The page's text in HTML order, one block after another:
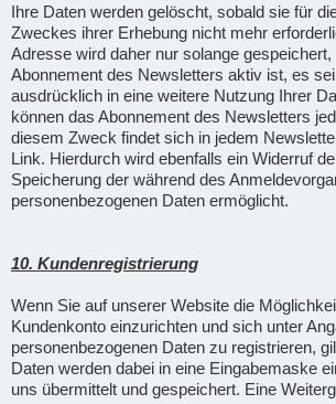
Ihre Daten werden gelöscht, sobald sie für
Zweckes ihrer Erhebung nicht mehr
Adresse wird daher nur solange gespeichert,
Abonnement des Newsletters aktiv ist, es
ausdrücklich in eine weitere Nutzung Ihrer
können das Abonnement des Newsletters
diesem Zweck findet sich in jedem
Link. Hierdurch wird ebenfalls ein Widerruf
Speicherung der während des
personenbezogenen Daten ermöglicht.
10. Kundenregistrierung
Wenn Sie auf unserer Website die
Kundenkonto einzurichten und sich unter
personenbezogenen Daten zu registrieren,
Daten werden dabei in eine Eingabemaske
uns übermittelt und gespeichert. Eine